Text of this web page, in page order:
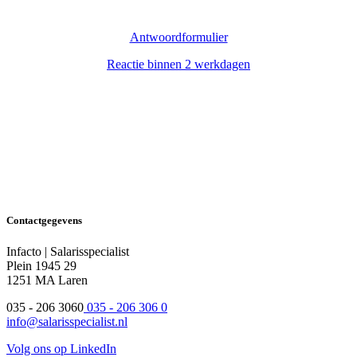
Antwoordformulier
Reactie binnen 2 werkdagen
Contactgegevens
Infacto | Salarisspecialist
Plein 1945 29
1251 MA Laren
035 - 206 3060 035 - 206 306 0
info@salarisspecialist.nl
Volg ons op LinkedIn